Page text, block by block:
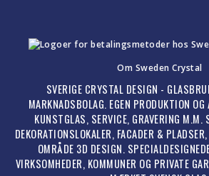
Om Sweden Crystal
SVERIGE CRYSTAL DESIGN -
MARKNADSBOLAG. EGEN PRODUKTION
KUNSTGLAS, SERVICE, GRAVERING
DEKORATIONSLOKALER, FACADER &
OMRÅDE 3D DESIGN.
VIRKSOMHEDER, KOMMUNER OG PRIVATE